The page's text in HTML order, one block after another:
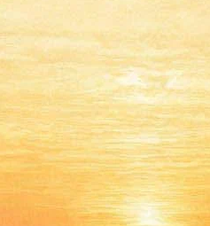
отменен